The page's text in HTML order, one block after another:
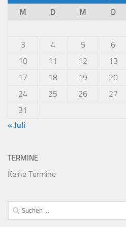
M
D M D
3
4 5 6
10
11 12 13
17
18 19 20
24
25 26 27
31
« Juli
TERMINE
Keine Termine
Suchen
nach: